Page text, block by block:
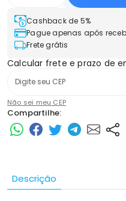
Cashback de 5%
Pague apenas após
Frete grátis
Calcular frete e prazo de
Não sei meu CEP
Compartilhe:
Descrição